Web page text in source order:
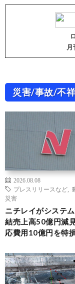
災害/事故/不
2026.08.08
プレスリリースなど
災害
ニチレイがシステ
結売上高50億円減
応費用10億円を特